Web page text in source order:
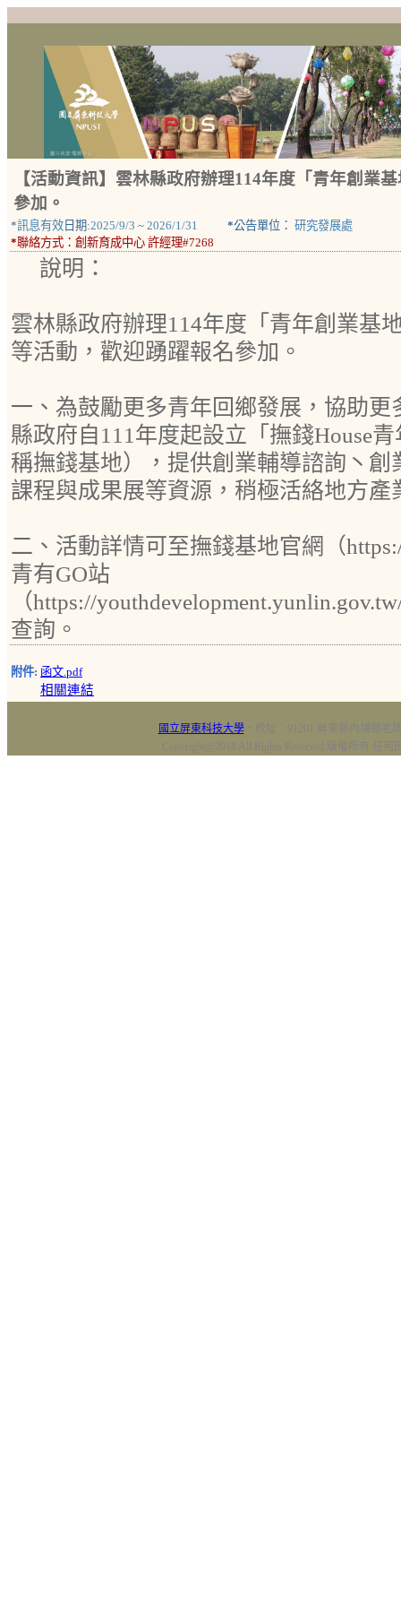
【活動資訊】雲林縣政府辦理114年度「青年創業
參加。
*訊息有效 日期:2025/9/3 ~ 2026/1/31 *公告單位： 研究發展處
*聯絡方式： 創新育成中心 許經理#7268
說明：
雲林縣政府辦理114年度「青年創業基
等活動，歡迎踴躍報名參加。
一、為鼓勵更多青年回鄉發展，協助
縣政府自111年度起設立「撫錢House
稱撫錢基地），提供創業輔導諮詢丶
課程與成果展等資源，稍極活絡地方產
二、活動詳情可至撫錢基地官網（
青有GO站
（https://
查詢。
附件: 函文.pdf
相關連結
國立屏東科技大學‧校址：91201 屏東縣內埔鄉老